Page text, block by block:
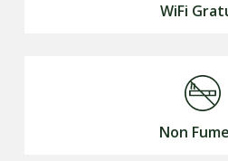
WiFi
Non